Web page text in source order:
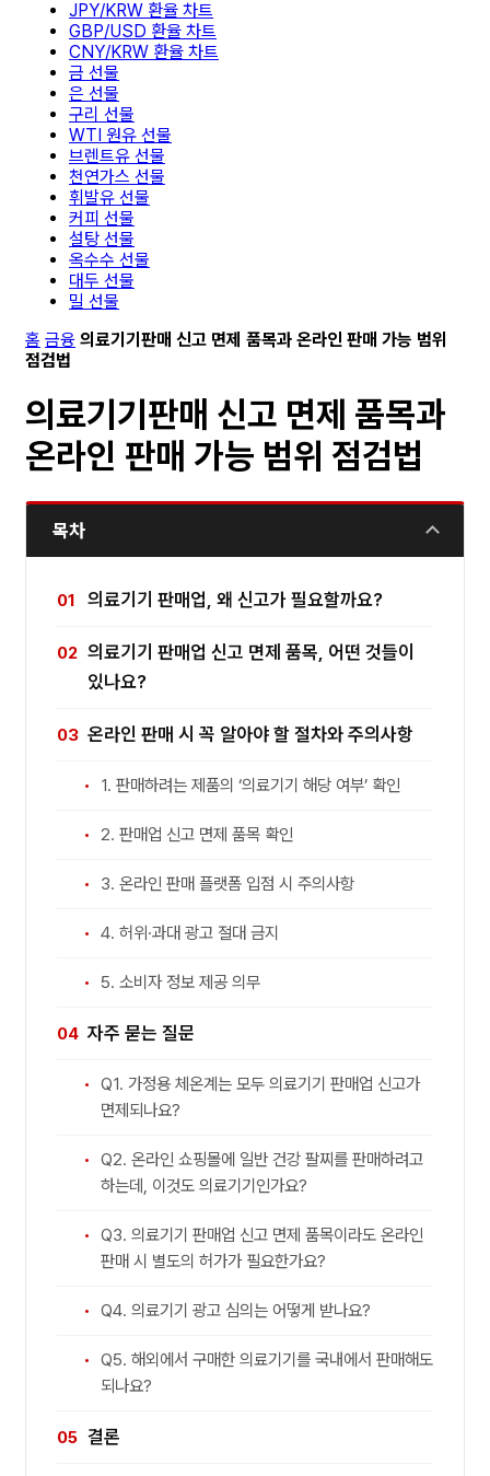
JPY/KRW 환율 차트
GBP/USD 환율 차트
CNY/KRW 환율 차트
금 선물
은 선물
구리 선물
WTI 원유 선물
브렌트유 선물
천연가스 선물
휘발유 선물
커피 선물
설탕 선물
옥수수 선물
대두 선물
밀 선물
홈 금융 의료기기판매 신고 면제 품목과 온라인 판매 가능 범위
점검법
의료기기판매 신고 면제 품목과
온라인 판매 가능 범위 점검법
목차
의료기기 판매업, 왜 신고가 필요할까요?
의료기기 판매업 신고 면제 품목, 어떤 것들이
있나요?
온라인 판매 시 꼭 알아야 할 절차와 주의사항
1. 판매하려는 제품의 ‘의료기기 해당 여부’ 확인
2. 판매업 신고 면제 품목 확인
3. 온라인 판매 플랫폼 입점 시 주의사항
4. 허위·과대 광고 절대 금지
5. 소비자 정보 제공 의무
자주 묻는 질문
Q1. 가정용 체온계는 모두 의료기기 판매업 신고가
면제되나요?
Q2. 온라인 쇼핑몰에 일반 건강 팔찌를 판매하려고
하는데, 이것도 의료기기인가요?
Q3. 의료기기 판매업 신고 면제 품목이라도 온라인
판매 시 별도의 허가가 필요한가요?
Q4. 의료기기 광고 심의는 어떻게 받나요?
Q5. 해외에서 구매한 의료기기를 국내에서 판매해도
되나요?
결론